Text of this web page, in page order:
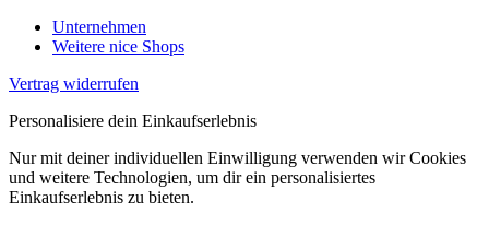
Unternehmen
Weitere nice Shops
Vertrag widerrufen
Personalisiere dein Einkaufserlebnis
Nur mit deiner individuellen Einwilligung verwenden wir Cookies
und weitere Technologien, um dir ein personalisiertes
Einkaufserlebnis zu bieten.